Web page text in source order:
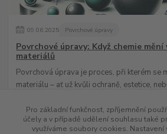
09.06.2025 Povrchové úpravy
Povrchové úpravy: Když chemie
materiálů
Povrchová úprava je proces, při kterém se
materiálu – ať už kvůli ochraně, estetice,
Pro základní funkčnost, zpříjemnění
účely a v případě udělení souhlasu také
využíváme soubory cookies.